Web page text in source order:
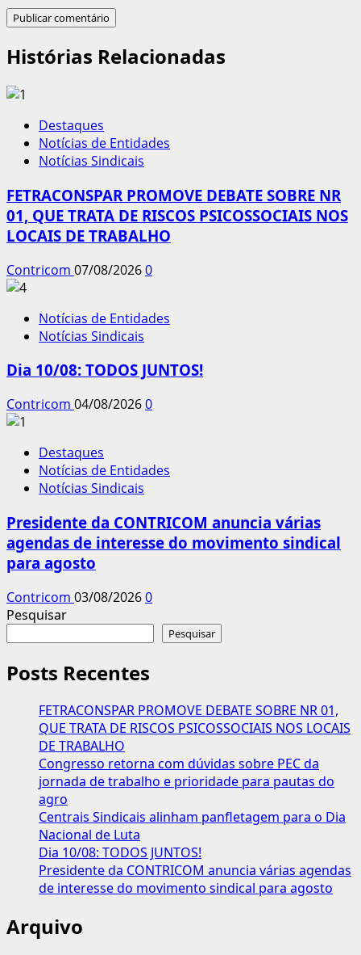
Histórias Relacionadas
Destaques
Notícias de Entidades
Notícias Sindicais
FETRACONSPAR PROMOVE DEBATE SOBRE NR
01, QUE TRATA DE RISCOS PSICOSSOCIAIS NOS
LOCAIS DE TRABALHO
Contricom 07/08/20260
Notícias de Entidades
Notícias Sindicais
Dia 10/08: TODOS JUNTOS!
Contricom 04/08/20260
Destaques
Notícias de Entidades
Notícias Sindicais
Presidente da CONTRICOM anuncia várias
agendas de interesse do movimento sindical
para agosto
Contricom 03/08/20260
Pesquisar
Pesquisar
Posts Recentes
FETRACONSPAR PROMOVE DEBATE SOBRE NR 01,
QUE TRATA DE RISCOS PSICOSSOCIAIS NOS LOCAIS
DE TRABALHO
Congresso retorna com dúvidas sobre PEC da
jornada de trabalho e prioridade para pautas do
agro
Centrais Sindicais alinham panfletagem para o Dia
Nacional de Luta
Dia 10/08: TODOS JUNTOS!
Presidente da CONTRICOM anuncia várias agendas
de interesse do movimento sindical para agosto
Arquivo